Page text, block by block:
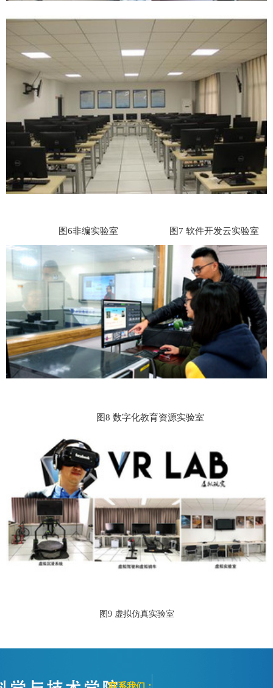
图6非编实验室 图 7 软件开发云实验室
图8 数字化教育资源实验室
图9 虚拟仿真实验室
联系我们：